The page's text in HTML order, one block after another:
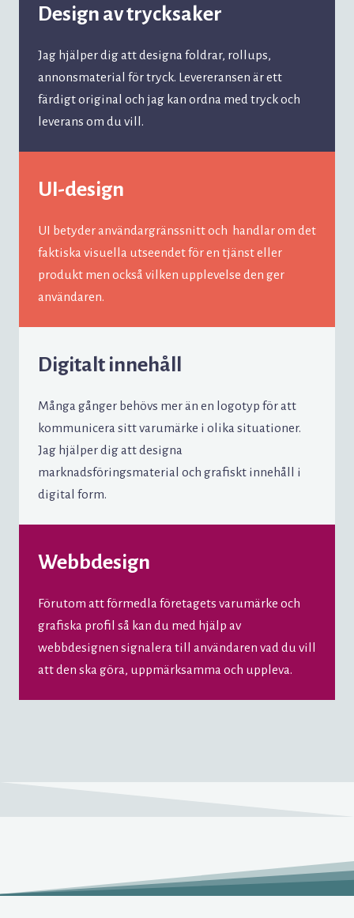
Design av trycksaker
Jag hjälper dig att designa foldrar, rollups,
annonsmaterial för tryck. Levereransen är ett
färdigt original och jag kan ordna med tryck och
leverans om du vill.
UI-design
UI betyder användargränssnitt och handlar om det
faktiska visuella utseendet för en tjänst eller
produkt men också vilken upplevelse den ger
användaren.
Digitalt innehåll
Många gånger behövs mer än en logotyp för att
kommunicera sitt varumärke i olika situationer.
Jag hjälper dig att designa
marknadsföringsmaterial och grafiskt innehåll i
digital form.
Webbdesign
Förutom att förmedla företagets varumärke och
grafiska profil så kan du med hjälp av
webbdesignen signalera till användaren vad du vill
att den ska göra, uppmärksamma och uppleva.